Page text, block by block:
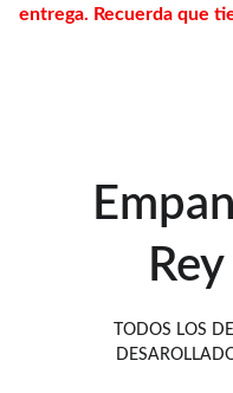
entrega. Recuerda que
TODOS LOS